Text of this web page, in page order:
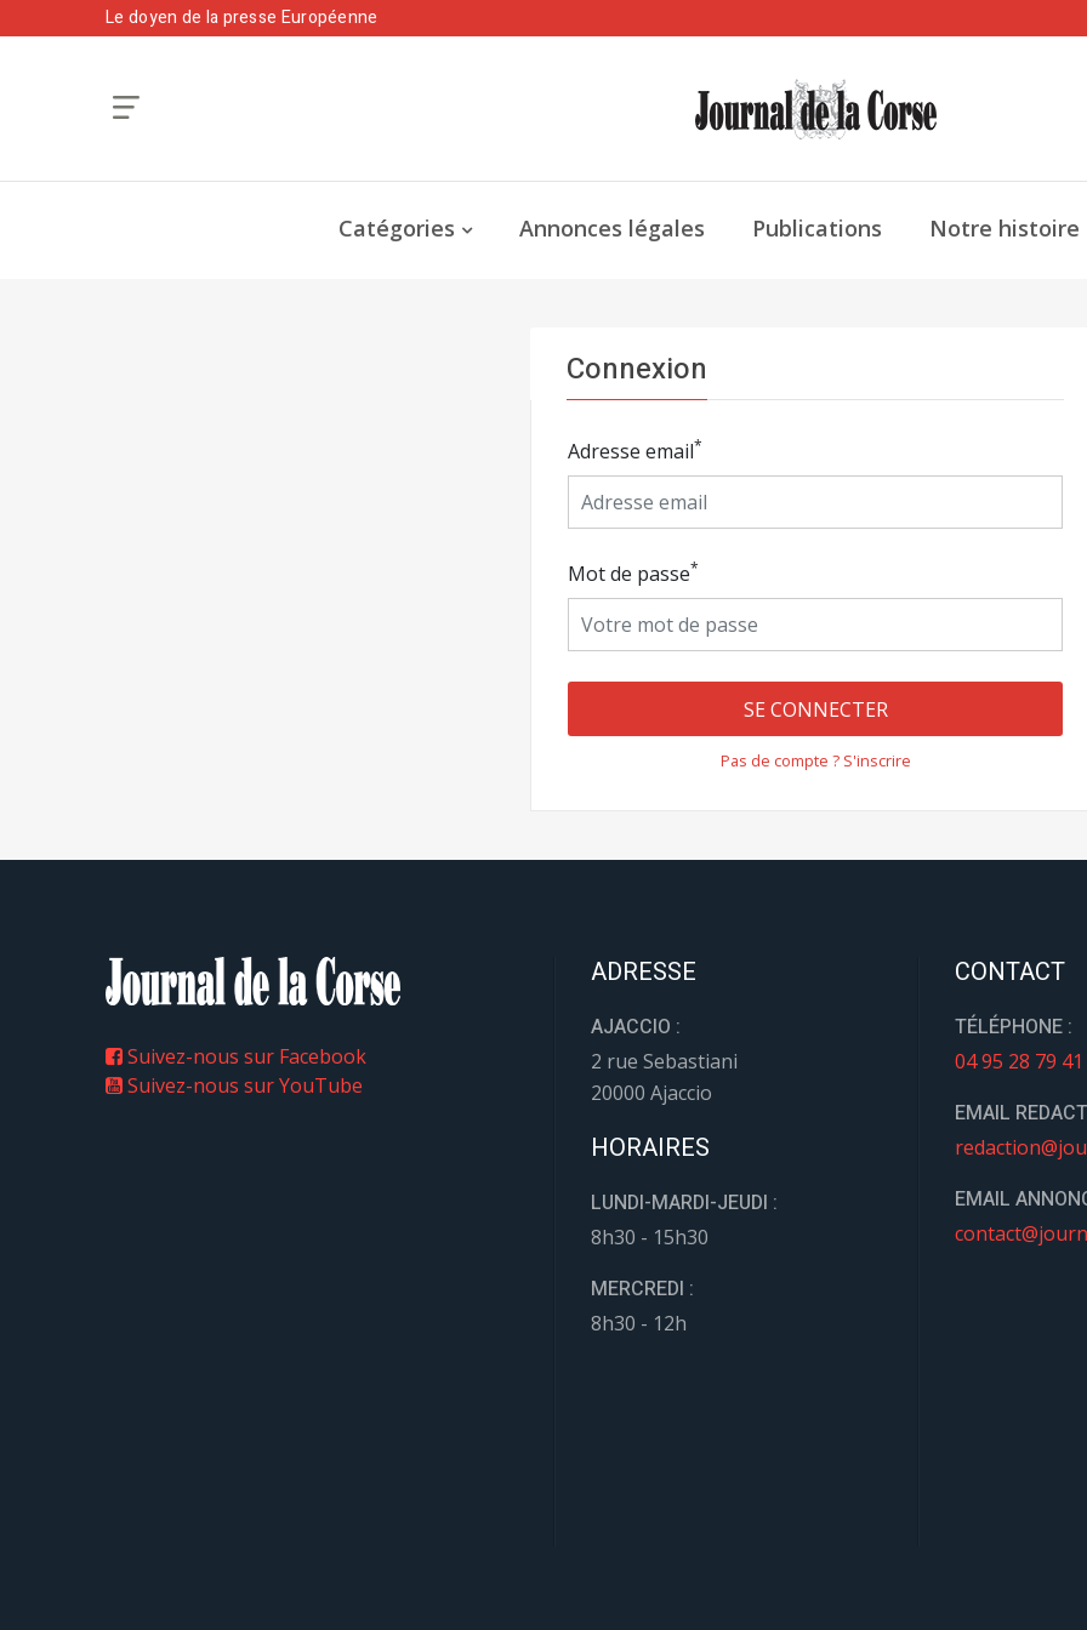
Le doyen de la presse Européenne
Catégories Annonces légales Publications Notre histoire
Connexion
Adresse email*
Mot de passe*
SE CONNECTER
Pas de compte ? S'inscrire
Suivez-nous sur Facebook
Suivez-nous sur YouTube
ADRESSE
AJACCIO :
2 rue Sebastiani
20000 Ajaccio
HORAIRES
LUNDI-MARDI-JEUDI :
8h30 - 15h30
MERCREDI :
8h30 - 12h
CONTACT
TÉLÉPHONE :
04 95 28 79 41
EMAIL
EMAIL